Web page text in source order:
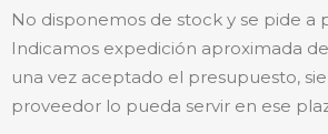
No disponemos de stock y se pide a
Indicamos expedición aproximada
una vez aceptado el presupuesto,
proveedor lo pueda servir en ese